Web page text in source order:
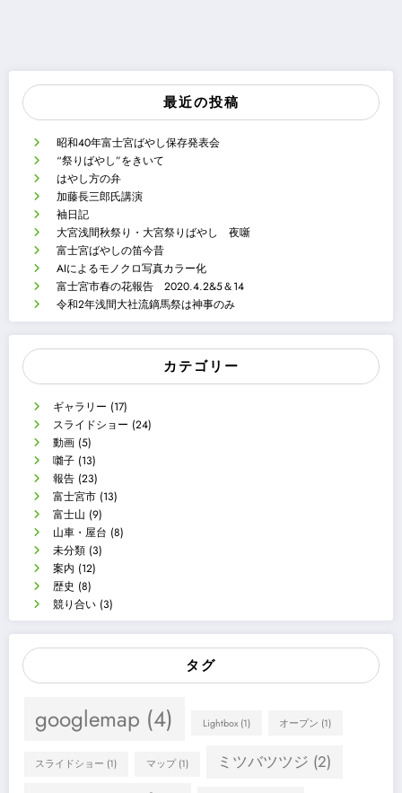
最近の投稿
昭和40年富士宮ばやし保存発表会
“祭りばやし”をきいて
はやし方の弁
加藤長三郎氏講演
袖日記
大宮浅間秋祭り・大宮祭りばやし 夜噺
富士宮ばやしの笛今昔
AIによるモノクロ写真カラー化
富士宮市春の花報告 2020.4.2&5＆14
令和2年浅間大社流鏑馬祭は神事のみ
カテゴリー
ギャラリー (17)
スライドショー (24)
動画 (5)
囃子 (13)
報告 (23)
富士宮市 (13)
富士山 (9)
山車・屋台 (8)
未分類 (3)
案内 (12)
歴史 (8)
競り合い (3)
タグ
googlemap (4) Lightbox(1) オープン (1)
スライドショー (1) マップ(1) ミツバツツジ (2)